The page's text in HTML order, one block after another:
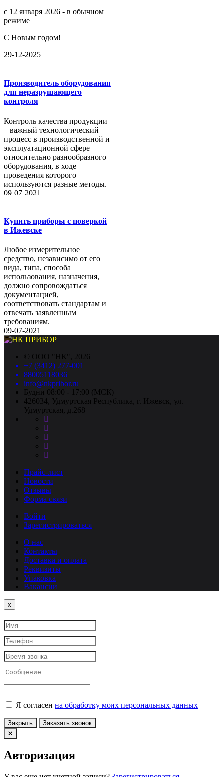
с 12 января 2026 - в обычном
режиме
С Новым годом!
29-12-2025
Производитель оборудования
для неразрушающего
контроля
Контроль качества продукции
– важный технологический
процесс в производственной и
эксплуатационной сфере
относительно разнообразного
оборудования, в ходе
проведения которого
используются разные методы.
09-07-2021
Купить приборы с поверкой
в Ижевске
Любое измерительное
средство, независимо от его
вида, типа, способа
использования, назначения,
должно сопровождаться
документацией,
соответствовать стандартам и
отвечать заявленным
требованиям.
09-07-2021
© ООО "НК", 2026
+7 (3412) 277-001
88005118036
info@nkpribor.ru
Будни 08:00 - 17:00 (МСК)
426034, Удмуртская Республика, г. Ижевск, ул.
Удмуртская, д.268
Прайс-лист
Новости
Отзывы
Форма связи
Войти
Зарегистрироваться
О нас
Контакты
Доставка и оплата
Реквизиты
Упаковка
Вакансии
x
Я согласен на обработку моих персональных данных
Закрыть Заказать звонок
Авторизация